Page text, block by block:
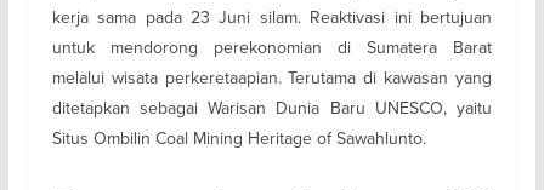
kerja sama pada 23 Juni silam. Reaktivasi ini bertujuan
untuk mendorong perekonomian di Sumatera Barat
melalui wisata perkeretaapian. Terutama di kawasan yang
ditetapkan sebagai Warisan Dunia Baru UNESCO, yaitu
Situs Ombilin Coal Mining Heritage of Sawahlunto.